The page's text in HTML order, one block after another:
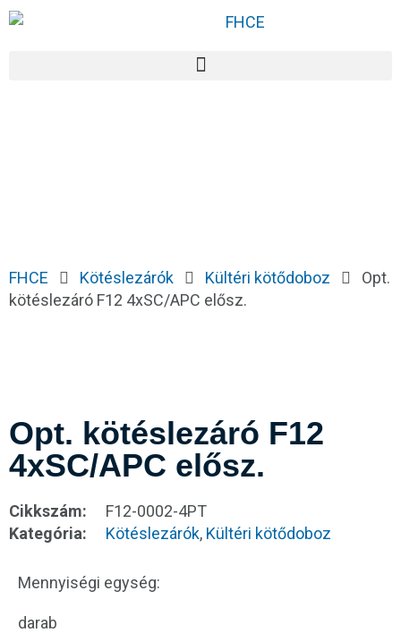
FHCE Kötéslezárók Kültéri kötődoboz
Opt.
kötéslezáró F12 4xSC/APC elősz.
Opt. kötéslezáró F12
4xSC/APC elősz.
Cikkszám:
F12-0002-4PT
Kategória:
Kötéslezárók, Kültéri kötődoboz
Mennyiségi egység:
darab